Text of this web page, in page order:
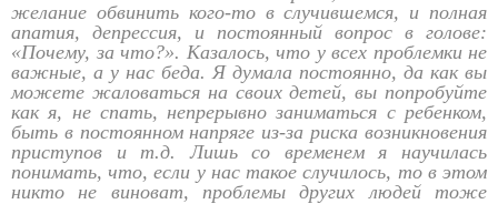
желание обвинить кого-то в случившемся, и полная
апатия, депрессия, и постоянный вопрос в голове:
«Почему, за что?». Казалось, что у всех проблемки не
важные, а у нас беда. Я думала постоянно, да как вы
можете жаловаться на своих детей, вы попробуйте
как я, не спать, непрерывно заниматься с ребенком,
быть в постоянном напряге из-за риска возникновения
приступов и т.д. Лишь со временем я научилась
понимать, что, если у нас такое случилось, то в этом
никто не виноват, проблемы других людей тоже